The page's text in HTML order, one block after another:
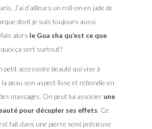
J’ai d’ailleurs un roll-on en jade de
dont je suis toujours aussi
alors le Gua sha qu’est ce que
quoi ça sert surtout?
petit accessoire beauté qui vise à
peau son aspect lisse et rebondie en
massages. On peut lui associer une
pour décupler ses effets. Ce
fait dans une pierre semi précieuse